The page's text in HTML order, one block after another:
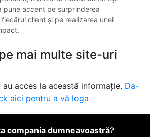
pune accent pe surprinderea
client și pe realizarea unei
mai multe site-uri
acces la această informație. Da-
aici pentru a vă loga.
compania dumneavoastră?